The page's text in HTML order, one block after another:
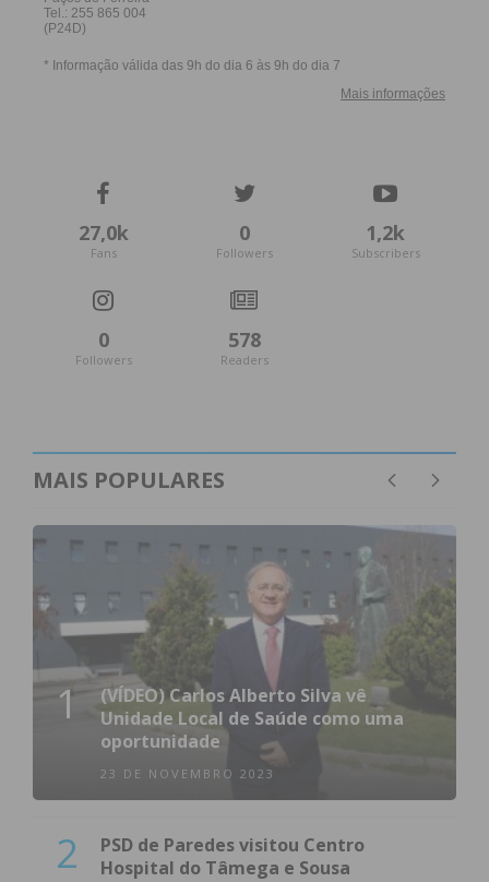
27,0k
Fans
0
Followers
1,2k
Subscribers
0
Followers
578
Readers
MAIS POPULARES
1
(VÍDEO) Carlos Alberto Silva vê
Unidade Local de Saúde como uma
oportunidade
23 DE NOVEMBRO 2023
2
PSD de Paredes visitou Centro
Hospital do Tâmega e Sousa